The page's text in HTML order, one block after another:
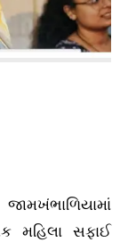
મહિલા સફાઈ